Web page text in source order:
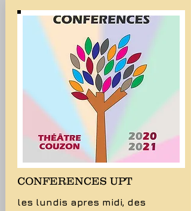
CONFERENCES UPT
les lundis apres midi, des